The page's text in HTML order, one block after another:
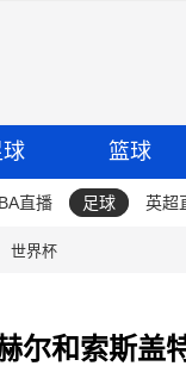
篮球
直播 足球 英超
世界杯
尔和索斯盖